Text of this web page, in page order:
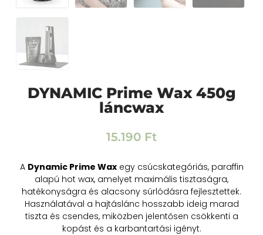
DYNAMIC Prime Wax 450g
láncwax
15.190 Ft
A Dynamic Prime Waxegy csúcskategóriás, paraffin
alapú hot wax, amelyet maximális tisztaságra,
hatékonyságra és alacsony súrlódásra fejlesztettek.
Használatával a hajtáslánc hosszabb ideig marad
tiszta és csendes, miközben jelentősen csökkenti a
kopást és a karbantartási igényt.